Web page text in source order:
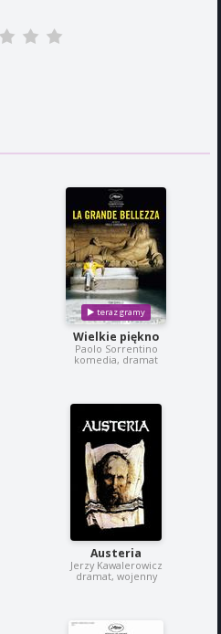
Wielkie piękno
Paolo Sorrentino
komedia, dramat
Austeria
Jerzy Kawalerowicz
dramat, wojenny